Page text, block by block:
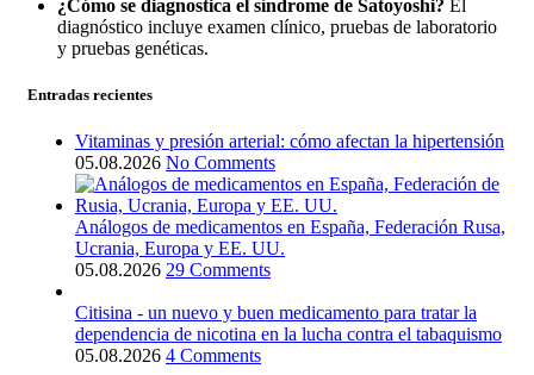
¿Cómo se diagnostica el síndrome de Satoyoshi? El
diagnóstico incluye examen clínico, pruebas de laboratorio
y pruebas genéticas.
Entradas recientes
Vitaminas y presión arterial: cómo afectan la hipertensión
05.08.2026 No Comments
Análogos de medicamentos en España, Federación Rusa,
Ucrania, Europa y EE. UU.
05.08.2026 29 Comments
Citisina - un nuevo y buen medicamento para tratar la
dependencia de nicotina en la lucha contra el tabaquismo
05.08.2026 4 Comments